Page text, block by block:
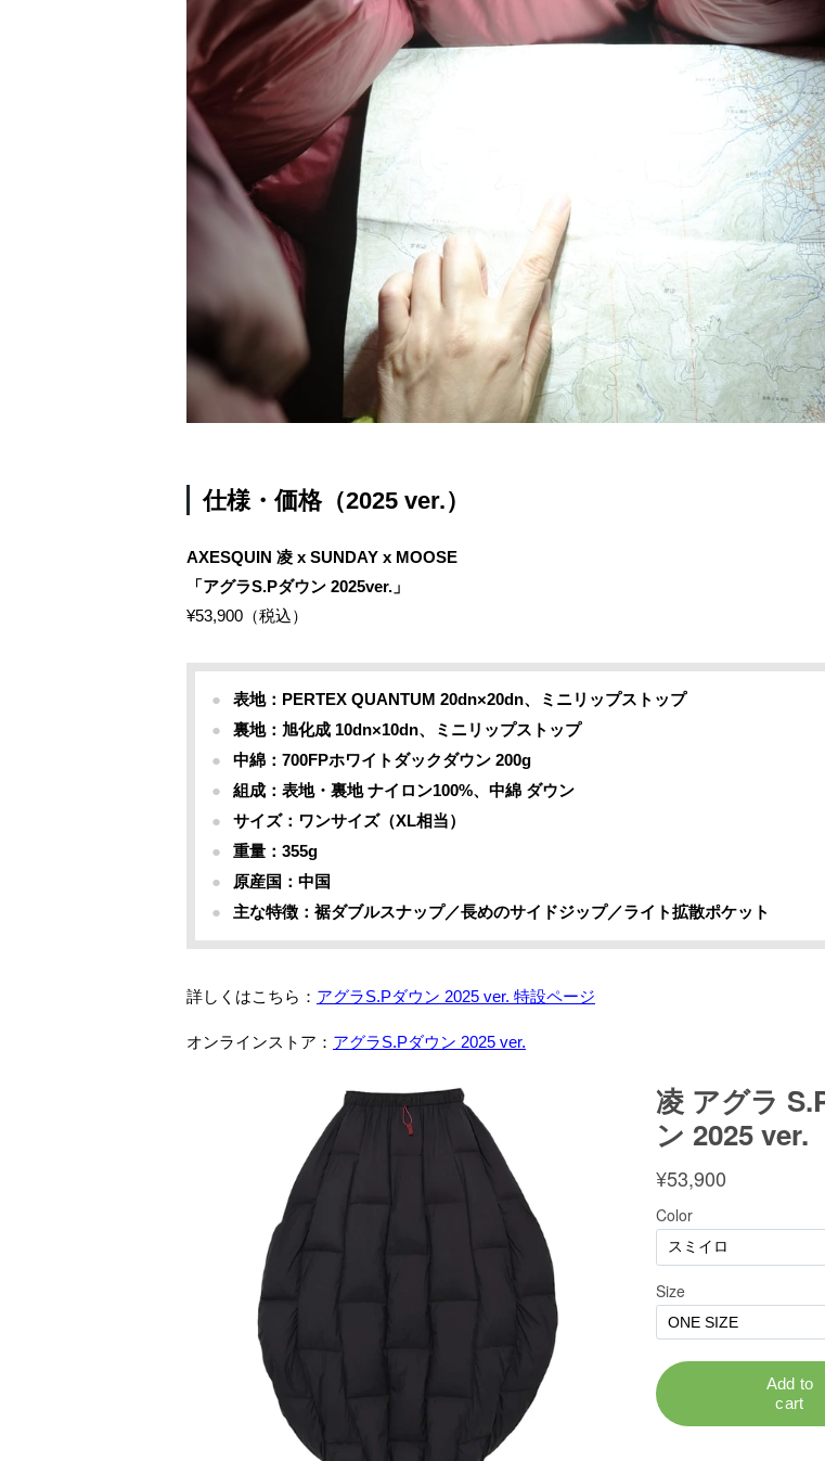
仕様・価格（2025 ver.）
AXESQUIN 凌 x SUNDAY x MOOSE
「アグラS.Pダウン 2025ver.」
¥53,900（税込）
表地：PERTEX QUANTUM 20dn×20dn、ミニリップストップ
裏地：旭化成 10dn×10dn、ミニリップストップ
中綿：700FPホワイトダックダウン 200g
組成：表地・裏地 ナイロン100%、中綿 ダウン
サイズ：ワンサイズ（XL相当）
重量：355g
原産国：中国
主な特徴：裾ダブルスナップ／長めのサイドジップ／ライト拡散ポケット
詳しくはこちら： アグラS.Pダウン 2025 ver. 特設ページ
オンラインストア： アグラS.Pダウン 2025 ver.